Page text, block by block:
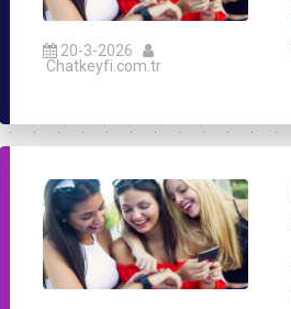
20-3-2026
Chatkeyfi.com.tr